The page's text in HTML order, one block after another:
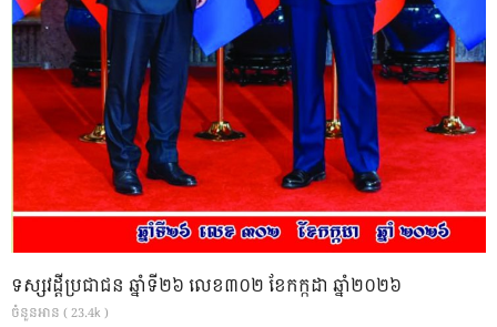
ទស្សវដ្តីប្រជាជន ឆ្នាំទី២៦ លេខ៣០២ ខែកក្កដា ឆ្នាំ២០២៦
ចំនួនអាន ( 23.4k )